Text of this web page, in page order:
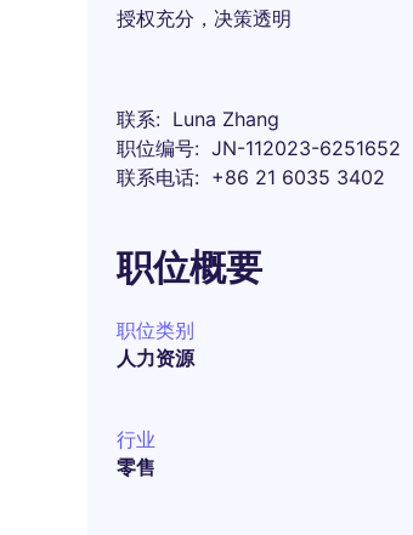
授权充分，决策透明
联系
Luna Zhang
职位编号
JN-112023-6251652
联系电话
+86 21 6035 3402
职位概要
职位类别
人力资源
行业
零售